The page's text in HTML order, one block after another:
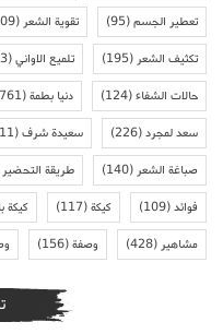
تعطير الجسم(95) تقوية الشعر(109)
تكثيف الشعر(195) تلميع الاواني(103)
حالات الشفاء(124) دنيا بطمة(761)
سعد لمجرد(226) سعيدة شرف(111)
صباغة الشعر(140) طريقة التحضير
فوائد(109) كيكة(117) كيكة
مشاهير(428) وصفة(156)